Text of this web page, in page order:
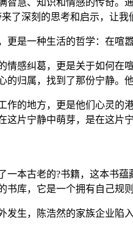
智慧、知识和情感的传奇
了深刻的思考和启示，让
更是一种生活的哲学：在喧
情感纠葛，更是关于如何
的归属，找到了那份宁静。
作的地方，更是他们心灵的
片宁静中萌芽，是在这片宁
一本古老的?书籍，这本书
书库，它是一个拥有自己规
发生，陈浩然的家族企业